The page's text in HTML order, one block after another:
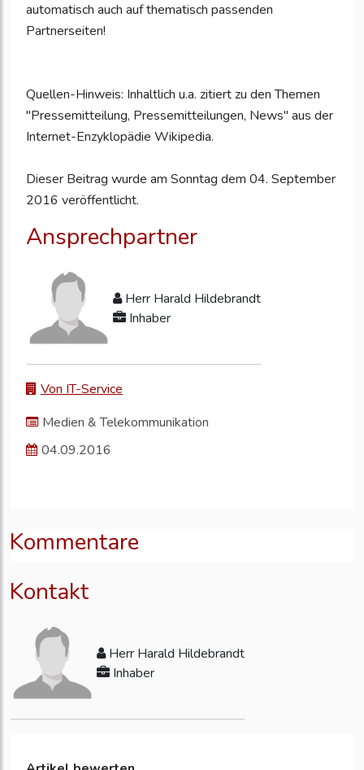
automatisch auch auf thematisch passenden
Partnerseiten!
Quellen-Hinweis: Inhaltlich u.a. zitiert zu den Themen
"Pressemitteilung, Pressemitteilungen, News" aus der
Internet-Enzyklopädie Wikipedia.
Dieser Beitrag wurde am Sonntag dem 04. September
2016 veröffentlicht.
Ansprechpartner
Herr Harald Hildebrandt
Inhaber
Von IT-Service
Medien & Telekommunikation
04.09.2016
Kommentare
Kontakt
Herr Harald Hildebrandt
Inhaber